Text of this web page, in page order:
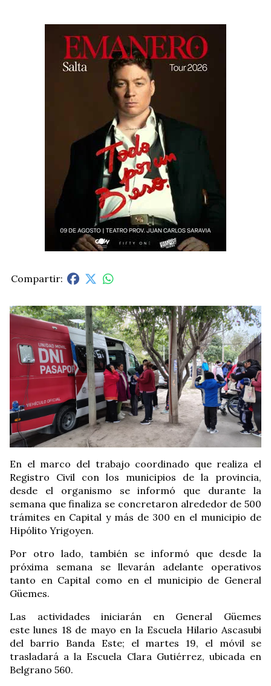
En el marco del trabajo coordinado que realiza el
Registro Civil con los municipios de la provincia,
desde el organismo se informó que durante la
semana que finaliza se concretaron alrededor de 500
trámites en Capital y más de 300 en el municipio de
Hipólito Yrigoyen.
Por otro lado, también se informó que desde la
próxima semana se llevarán adelante operativos
tanto en Capital como en el municipio de General
Güemes.
Las actividades iniciarán en General Güemes
este lunes 18 de mayo en la Escuela Hilario Ascasubi
del barrio Banda Este; el martes 19, el móvil se
trasladará a la Escuela Clara Gutiérrez, ubicada en
Belgrano 560.